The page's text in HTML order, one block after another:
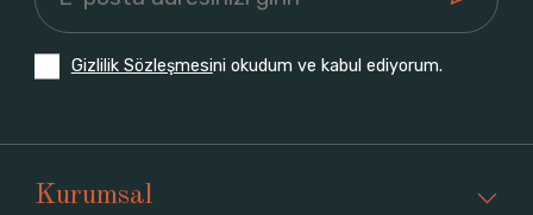
Gizlilik Sözleşmesini okudum ve kabul ediyorum.
Kurumsal